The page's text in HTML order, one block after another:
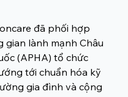
đã phối hợp
gian lành mạnh Châu
(APHA) tổ chức
tới chuẩn hóa kỹ
gia đình và cộng